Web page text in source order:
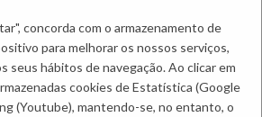
concorda com o armazenamento de
para melhorar os nossos serviços,
seus hábitos de navegação. Ao clicar em
cookies de Estatística (Google
(Youtube), mantendo-se, no entanto, o